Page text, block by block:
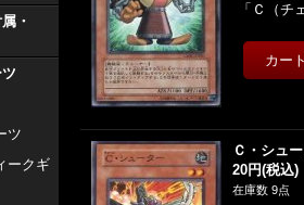
・
ツ
ークギ
「Ｃ（
Ｃ・シュ
20円(税込)
在庫数 9点